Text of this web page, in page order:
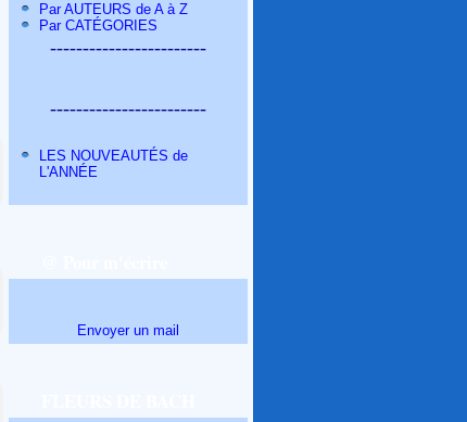
Par AUTEURS de A à Z
Par CATÉGORIES
------------------------
------------------------
LES NOUVEAUTÉS de
L'ANNÉE
Envoyer un mail